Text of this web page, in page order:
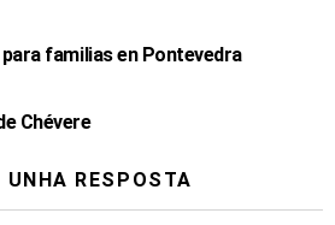
familias en Pontevedra
Chévere
UNHA RESPOSTA